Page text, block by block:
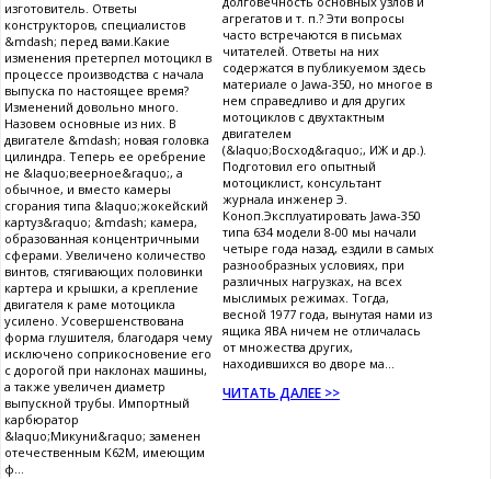
изготовитель. Ответы
конструкторов, специалистов
&mdash; перед вами.Какие
изменения претерпел мотоцикл в
процессе производства с начала
выпуска по настоящее время?
Изменений довольно много.
Назовем основные из них. В
двигателе &mdash; новая головка
цилиндра. Теперь ее оребрение
не &laquo;веерное&raquo;, а
обычное, и вместо камеры
сгорания типа &laquo;жокейский
картуз&raquo; &mdash; камера,
образованная концентричными
сферами. Увеличено количество
винтов, стягивающих половинки
картера и крышки, а крепление
двигателя к раме мотоцикла
усилено. Усовершенствована
форма глушителя, благодаря чему
исключено соприкосновение его
с дорогой при наклонах машины,
а также увеличен диаметр
выпускной трубы. Импортный
карбюратор
&laquo;Микуни&raquo; заменен
отечественным К62М, имеющим
ф...
агрегатов и т. п.? Эти вопросы
часто встречаются в письмах
читателей. Ответы на них
содержатся в публикуемом здесь
материале о Jawa-350, но многое в
нем справедливо и для других
мотоциклов с двухтактным
двигателем
(&laquo;Восход&raquo;, ИЖ и др.).
Подготовил его опытный
мотоциклист, консультант
журнала инженер Э.
Коноп.Эксплуатировать Jawa-350
типа 634 модели 8-00 мы начали
четыре года назад, ездили в самых
разнообразных условиях, при
различных нагрузках, на всех
мыслимых режимах. Тогда,
весной 1977 года, вынутая нами из
ящика ЯВА ничем не отличалась
от множества других,
находившихся во дворе ма...
ЧИТАТЬ ДАЛЕЕ >>